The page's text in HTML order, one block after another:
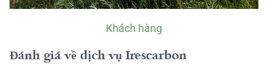
Khách hàng
Đánh giá về dịch vụ Irescarbon